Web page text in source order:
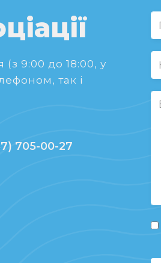
(з 9:00 до 18:00, у
так і
705-00-27